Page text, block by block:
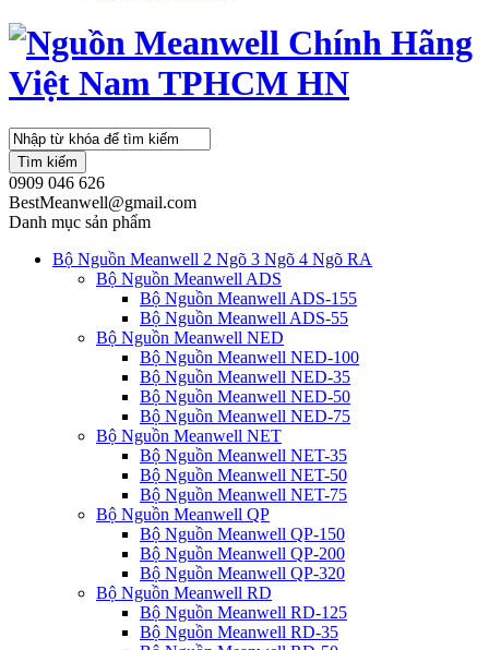
Tìm kiếm
0909 046 626
BestMeanwell@gmail.com
Danh mục sản phẩm
Bộ Nguồn Meanwell 2 Ngõ 3 Ngõ 4 Ngõ RA
Bộ Nguồn Meanwell ADS
Bộ Nguồn Meanwell ADS-155
Bộ Nguồn Meanwell ADS-55
Bộ Nguồn Meanwell NED
Bộ Nguồn Meanwell NED-100
Bộ Nguồn Meanwell NED-35
Bộ Nguồn Meanwell NED-50
Bộ Nguồn Meanwell NED-75
Bộ Nguồn Meanwell NET
Bộ Nguồn Meanwell NET-35
Bộ Nguồn Meanwell NET-50
Bộ Nguồn Meanwell NET-75
Bộ Nguồn Meanwell QP
Bộ Nguồn Meanwell QP-150
Bộ Nguồn Meanwell QP-200
Bộ Nguồn Meanwell QP-320
Bộ Nguồn Meanwell RD
Bộ Nguồn Meanwell RD-125
Bộ Nguồn Meanwell RD-35